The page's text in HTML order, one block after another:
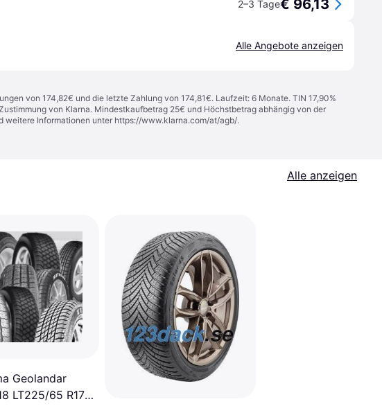
2–3 Tage€ 96,13
Alle Angebote anzeigen
von 174,82€ und die letzte Zahlung von 174,81€. Laufzeit: 6 Monate. TIN 17,90%
von Klarna. Mindestkaufbetrag 25€ und Höchstbetrag abhängig von der
weitere Informationen unter https://www.klarna.com/at/agb/.
Alle anzeigen
Geolandar
LT225/65 R17